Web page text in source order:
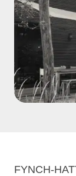
FYNCH-